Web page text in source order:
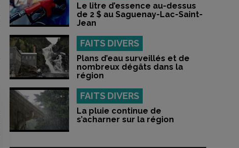
Le litre d’essence au-dessus
de 2 $ au Saguenay-Lac-Saint-
Jean
FAITS DIVERS
Plans d’eau surveillés et de
nombreux dégâts dans la
région
FAITS DIVERS
La pluie continue de
s’acharner sur la région